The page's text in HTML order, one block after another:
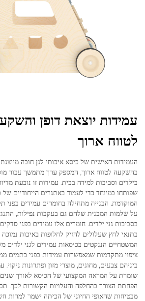
עמידות יוצאת דופן
לטווח ארוך
העמידות האישית של כיסא איכותי לגן חובה
בהשקעה לטווח ארוך, המספק ערך מתמשך עבור
בילדים וסביבות למידה בבית. עמידות זו נובעת
שפותחו במיוחד כדי לעמוד באתגרים הייחודיים של
המוקדמת. הבנייה מתחילה בחומרים עמידים בפני
על שלמות המבנית שלהם גם בעקבות נפילות,
בסביבות גני ילדים. חומרים אלו עמידים בפני
בתנאי לחץ שעלולים להזיק לחלופות באיכות נמוכה
המשטחיים הננקטים בכיסאות עמידים לגני ילדים
ציפוי מתקדמות שמאפשרות עמידות בפני כתמים
ביניהם צבעים, מחוגים, מוצרי מזון ופתרונות ניקוי.
שומרת על המראה המקצועי של הכיסא לאורך
הפחתת הצורך בהחלפה והעלויות הקשורות לכך.
מבטיחות שהאופי החיוני של הכיתה ישמר למרות